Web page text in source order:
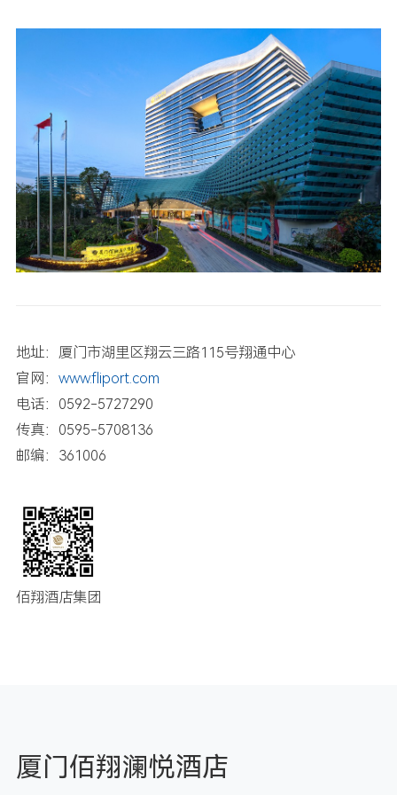
地址：厦门市湖里区翔云三路115号翔通中心
官网： www.fliport.com
电话：0592-5727290
传真：0595-5708136
邮编：361006
佰翔酒店集团
厦门佰翔澜悦酒店